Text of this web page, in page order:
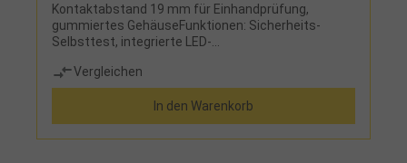
Kontaktabstand 19 mm für Einhandprüfung,
gummiertes GehäuseFunktionen: Sicherheits-
Selbsttest, integrierte LED-
Prüfspitzenabdeckung, 2 Micro-Batterien
Vergleichen
In den Warenkorb